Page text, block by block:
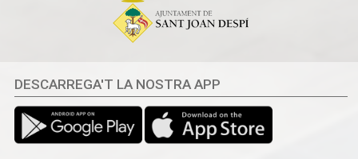
DESCARREGA'T LA NOSTRA APP